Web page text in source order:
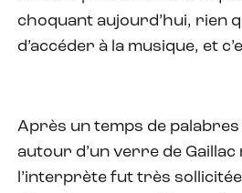
choquant aujourd’hui, rien
d’accéder à la musique, et
Après un temps de
autour d’un verre de Gaillac
l’interprète fut très